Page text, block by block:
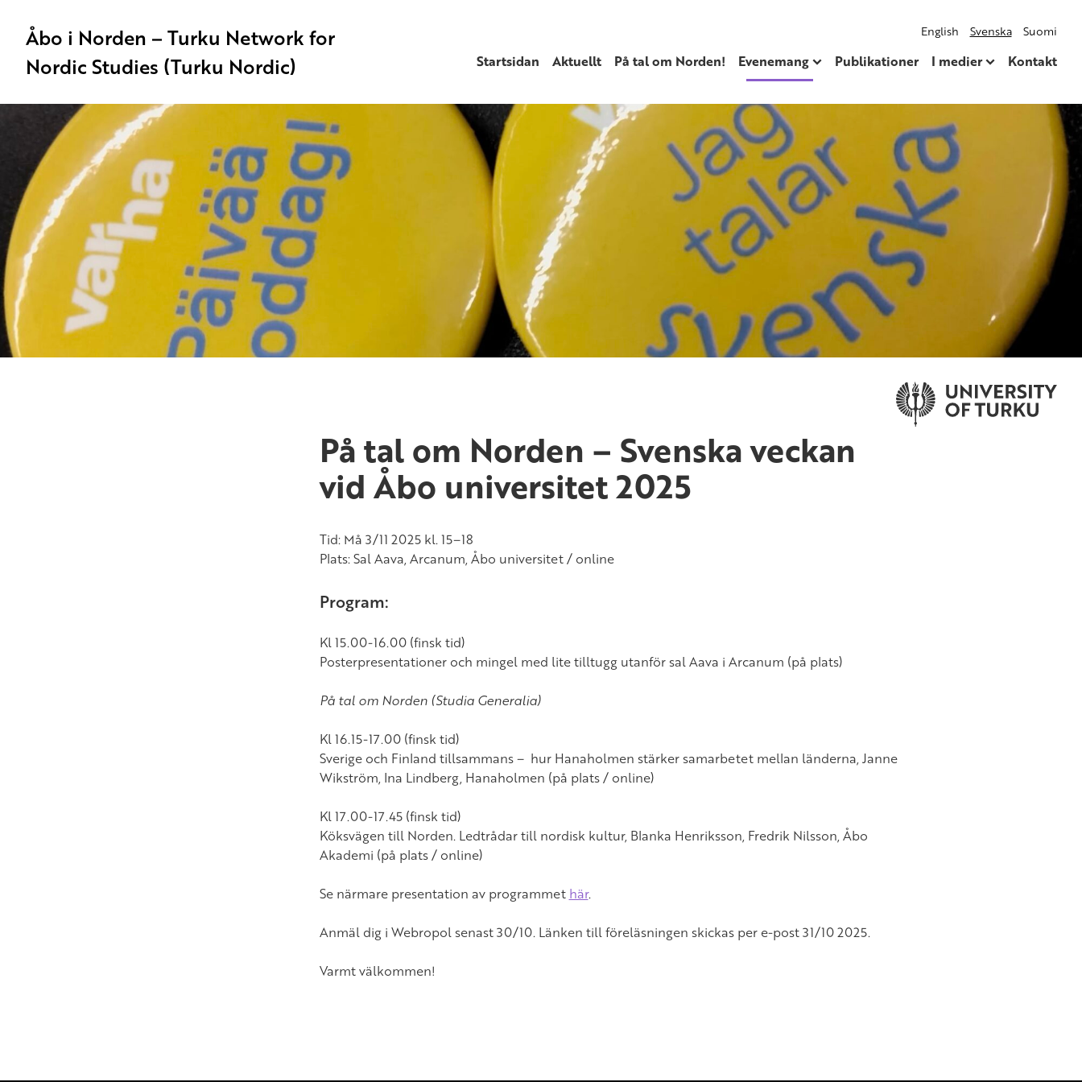
Åbo i Norden – Turku Network for
Nordic Studies (Turku Nordic)
English Svenska Suomi
Startsidan Aktuellt På tal om Norden! Evenemang Publikationer I medier Kontakt
På tal om Norden – Svenska veckan
vid Åbo universitet 2025
Tid: Må 3/11 2025 kl. 15–18
Plats: Sal Aava, Arcanum, Åbo universitet / online
Program:
Kl 15.00-16.00 (finsk tid)
Posterpresentationer och mingel med lite tilltugg utanför sal Aava i Arcanum (på plats)
På tal om Norden (Studia Generalia)
Kl 16.15-17.00 (finsk tid)
Sverige och Finland tillsammans – hur Hanaholmen stärker samarbetet mellan länderna, Janne
Wikström, Ina Lindberg, Hanaholmen (på plats / online)
Kl 17.00-17.45 (finsk tid)
Köksvägen till Norden. Ledtrådar till nordisk kultur, Blanka Henriksson, Fredrik Nilsson, Åbo
Akademi (på plats / online)
Se närmare presentation av programmet här.
Anmäl dig i Webropol senast 30/10. Länken till föreläsningen skickas per e-post 31/10 2025.
Varmt välkommen!